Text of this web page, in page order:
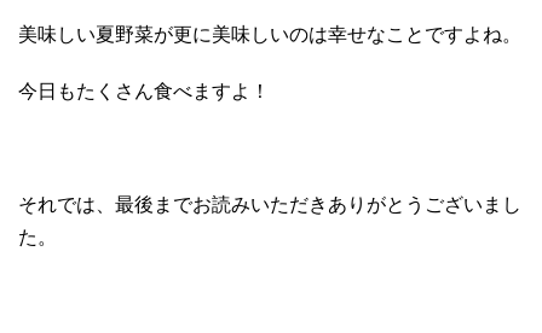
美味しい夏野菜が更に美味しいのは幸せなことですよね。
今日もたくさん食べますよ！
それでは、最後までお読みいただきありがとうございまし
た。